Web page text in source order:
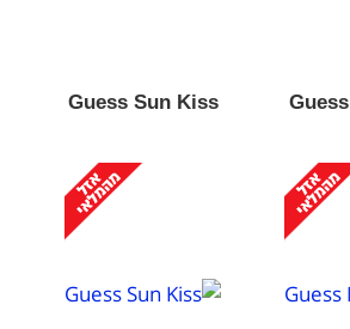
Guess Sun Kiss